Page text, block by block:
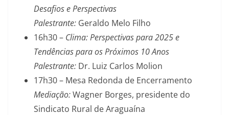
Desafios e Perspectivas
Palestrante: Geraldo Melo Filho
16h30 – Clima: Perspectivas para 2025 e
Tendências para os Próximos 10 Anos
Palestrante: Dr. Luiz Carlos Molion
17h30 – Mesa Redonda de Encerramento
Mediação:Wagner Borges, presidente do
Sindicato Rural de Araguaína